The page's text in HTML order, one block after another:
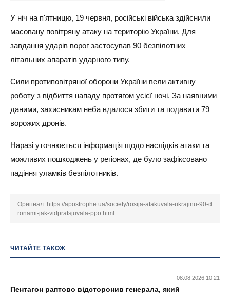
У ніч на п'ятницю, 19 червня, російські війська здійснили
масовану повітряну атаку на територію України. Для
завдання ударів ворог застосував 90 безпілотних
літальних апаратів ударного типу.
Сили протиповітряної оборони України вели активну
роботу з відбиття нападу протягом усієї ночі. За наявними
даними, захисникам неба вдалося збити та подавити 79
ворожих дронів.
Наразі уточнюється інформація щодо наслідків атаки та
можливих пошкоджень у регіонах, де було зафіксовано
падіння уламків безпілотників.
Оригінал: https://apostrophe.ua/society/rosija-atakuvala-ukrajinu-90-d
ronami-jak-vidpratsjuvala-ppo.html
ЧИТАЙТЕ ТАКОЖ
08.08.2026 10:21
Пентагон раптово відсторонив генерала, який